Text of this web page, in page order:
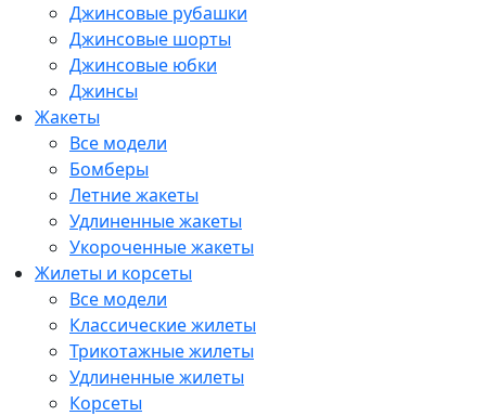
Джинсовые рубашки
Джинсовые шорты
Джинсовые юбки
Джинсы
Жакеты
Все модели
Бомберы
Летние жакеты
Удлиненные жакеты
Укороченные жакеты
Жилеты и корсеты
Все модели
Классические жилеты
Трикотажные жилеты
Удлиненные жилеты
Корсеты